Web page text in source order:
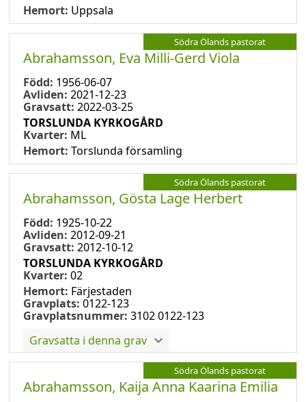
Hemort: Uppsala
Södra Ölands pastorat
Abrahamsson, Eva Milli-Gerd Viola
Född: 1956-06-07
Avliden: 2021-12-23
Gravsatt: 2022-03-25
TORSLUNDA KYRKOGÅRD
Kvarter: ML
Hemort: Torslunda församling
Södra Ölands pastorat
Abrahamsson, Gösta Lage Herbert
Född: 1925-10-22
Avliden: 2012-09-21
Gravsatt: 2012-10-12
TORSLUNDA KYRKOGÅRD
Kvarter: 02
Hemort: Färjestaden
Gravplats: 0122-123
Gravplatsnummer: 3102 0122-123
Gravsatta i denna grav
Södra Ölands pastorat
Abrahamsson, Kaija Anna Kaarina Emilia